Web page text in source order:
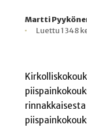
Kirjoittaja
Martti
Julkaistu
Lukuaika
Lukukertoja
Luettu 1 348